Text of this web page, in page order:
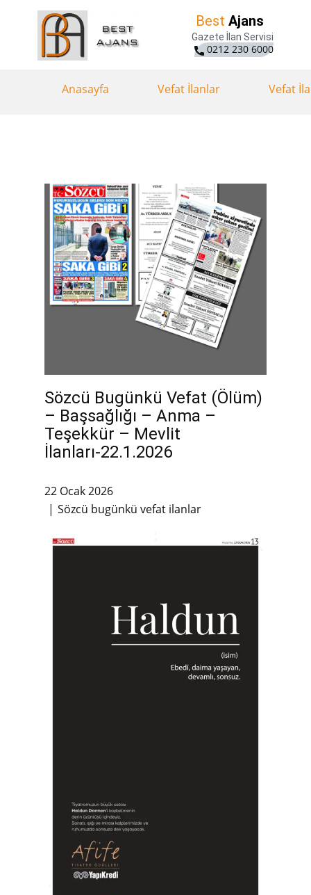
Best Ajans
Gazete İlan Servisi
0212 230 6000
Anasayfa Vefat İlanlar Vefat
Sözcü Bugünkü Vefat (Ölüm)
– Başsağlığı – Anma –
Teşekkür – Mevlit
İlanları-22.1.2026
22 Ocak 2026
Sözcü bugünkü vefat ilanlar